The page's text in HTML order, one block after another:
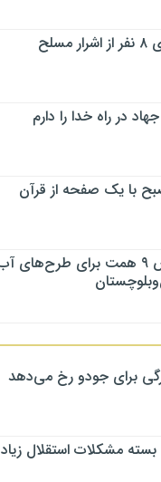
در راه خدا را دارم
با یک صفحه از قرآن
اختصاص ۹ همت برای طرح‌های
برای جودو رخ می‌دهد
بسته مشکلات استقلال